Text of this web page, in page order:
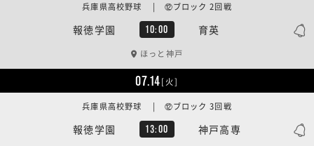
報徳学園 10:00 育英
兵庫県高校野球 | ⑫ブロック 2回戦
ほっと神戸
07.14[火]
報徳学園 13:00 神戸高専
兵庫県高校野球 | ⑫ブロック 3回戦